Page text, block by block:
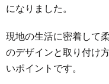
になりました。
現地の生活に密着して
のデザインと取り付け
いポイントです。